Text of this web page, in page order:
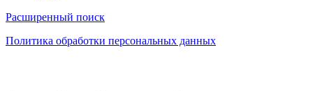
Информация
Расширенный поиск
Политика обработки персональных данных